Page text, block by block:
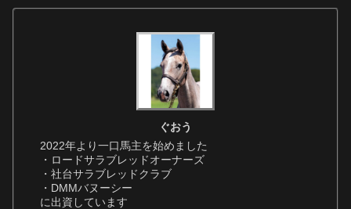
ぐおう
2022年より一口馬主を始めました
・ロードサラブレッドオーナーズ
・社台サラブレッドクラブ
・DMMバヌーシー
に出資しています